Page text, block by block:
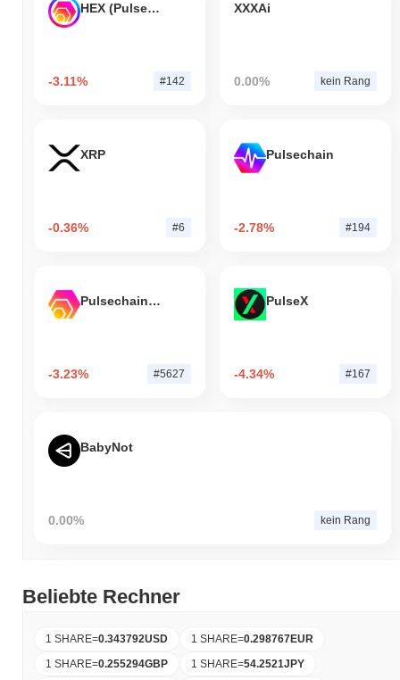
HEX (Pulsechain)
-3.11% #142
XXXAi
0.00% kein Rang
XRP
-0.36% #6
Pulsechain
-2.78% #194
Pulsechain Bridged HEX (Pulsechain)
-3.23% #5627
PulseX
-4.34% #167
BabyNot
0.00% kein Rang
Beliebte Rechner
1 SHARE=0.343792USD 1 SHARE=0.298767EUR
1 SHARE=0.255294GBP 1 SHARE=54.2521JPY